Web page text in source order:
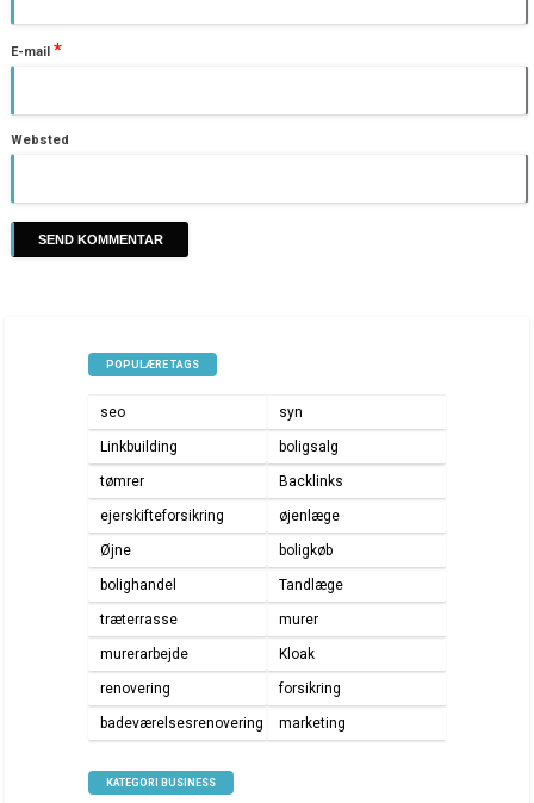
E-mail *
Websted
POPULÆRE TAGS
seo syn
Linkbuilding boligsalg
tømrer Backlinks
ejerskifteforsikring øjenlæge
Øjne boligkøb
bolighandel Tandlæge
træterrasse murer
murerarbejde Kloak
renovering forsikring
badeværelsesrenovering marketing
KATEGORI BUSINESS